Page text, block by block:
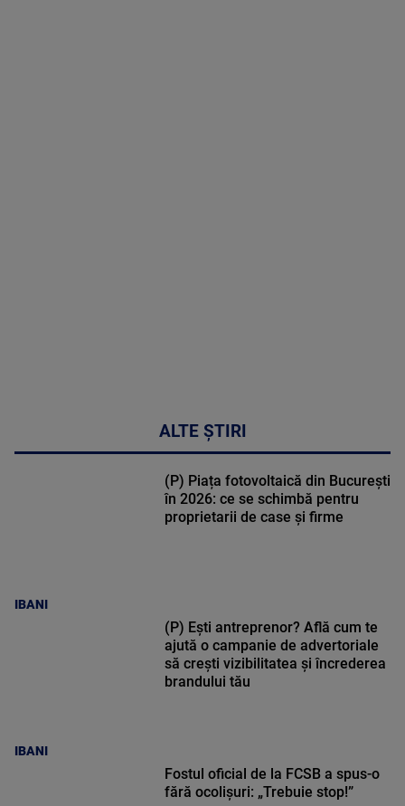
ALTE ȘTIRI
IBANI
(P) Piața fotovoltaică din București
în 2026: ce se schimbă pentru
proprietarii de case și firme
IBANI
(P) Ești antreprenor? Află cum te
ajută o campanie de advertoriale
să crești vizibilitatea și încrederea
brandului tău
Fostul oficial de la FCSB a spus-o
fără ocolișuri: „Trebuie stop!”